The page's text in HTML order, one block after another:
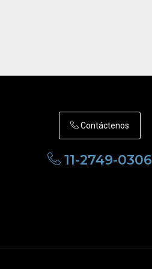
Contáctenos
11-2749-0306